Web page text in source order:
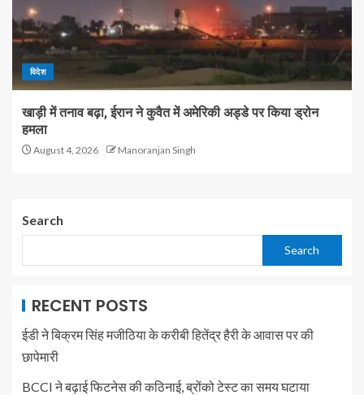
विदेश
खाड़ी में तनाव बढ़ा, ईरान ने कुवैत में अमेरिकी अड्डे पर किया ड्रोन
हमला
August 4, 2026 Manoranjan Singh
Search
Search
RECENT POSTS
ईडी ने बिक्रम सिंह मजीठिया के करीबी हितेंद्र हैरी के आवास पर की
छापेमारी
BCCI ने बढ़ाई फिटनेस की कठिनाई, ब्रोंको टेस्ट का समय घटाया